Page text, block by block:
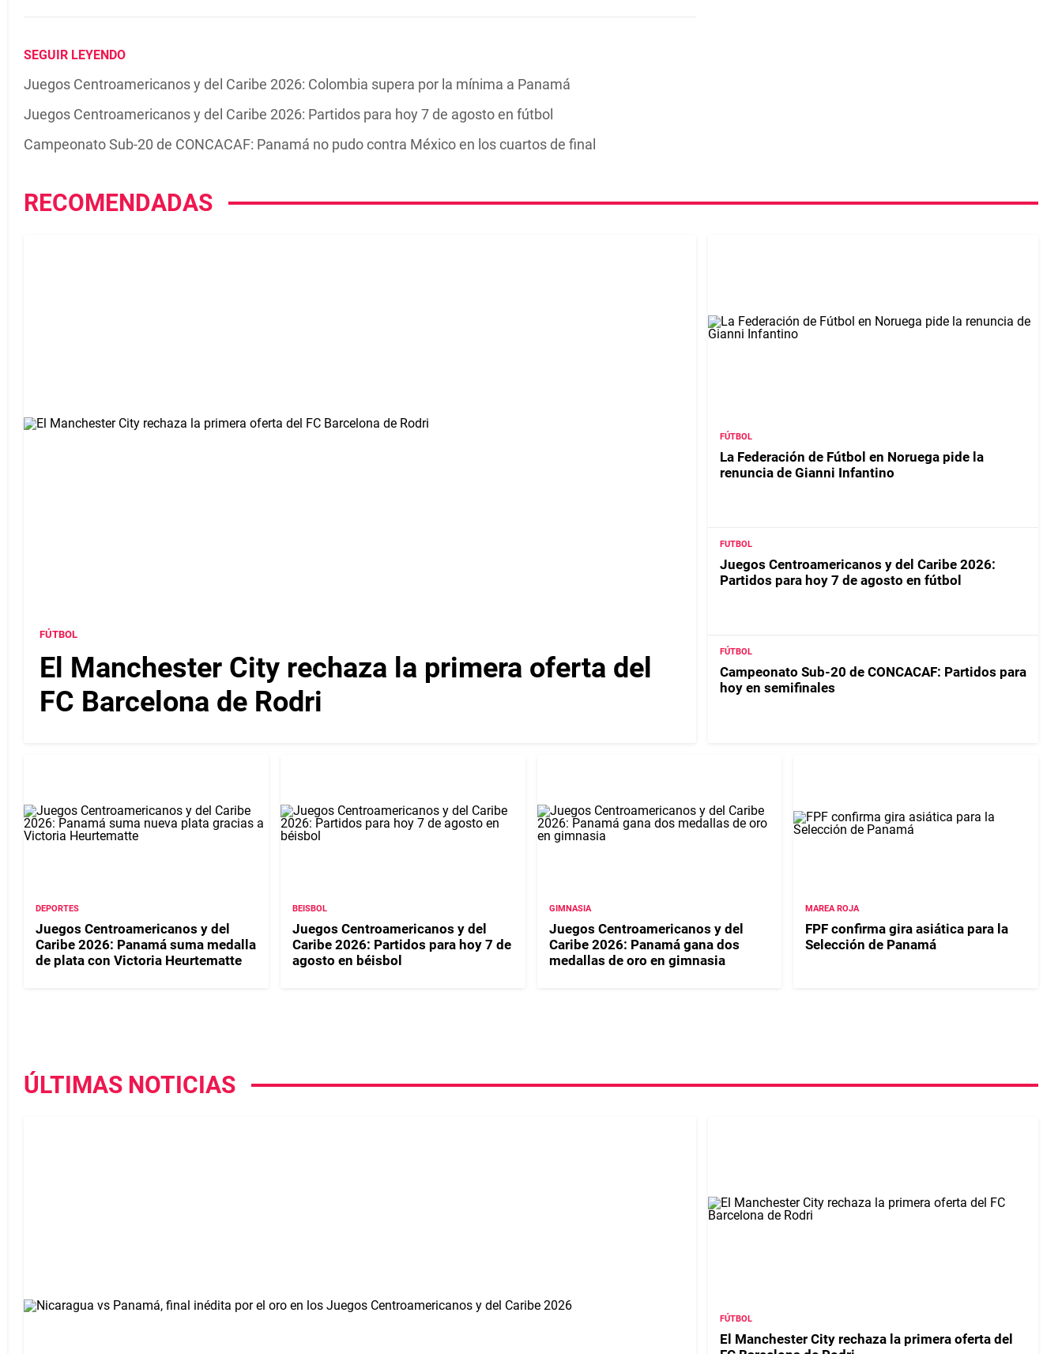
SEGUIR LEYENDO
Juegos Centroamericanos y del Caribe 2026: Colombia supera por la mínima a Panamá
Juegos Centroamericanos y del Caribe 2026: Partidos para hoy 7 de agosto en fútbol
Campeonato Sub-20 de CONCACAF: Panamá no pudo contra México en los cuartos de final
RECOMENDADAS
FÚTBOL
El Manchester City rechaza la primera oferta del
FC Barcelona de Rodri
FÚTBOL
La Federación de Fútbol en Noruega pide la
renuncia de Gianni Infantino
FUTBOL
Juegos Centroamericanos y del Caribe 2026:
Partidos para hoy 7 de agosto en fútbol
FÚTBOL
Campeonato Sub-20 de CONCACAF: Partidos para
hoy en semifinales
DEPORTES
Juegos Centroamericanos y del
Caribe 2026: Panamá suma medalla
de plata con Victoria Heurtematte
BEISBOL
Juegos Centroamericanos y del
Caribe 2026: Partidos para hoy 7 de
agosto en béisbol
GIMNASIA
Juegos Centroamericanos y del
Caribe 2026: Panamá gana dos
medallas de oro en gimnasia
MAREA ROJA
FPF confirma gira asiática para la
Selección de Panamá
ÚLTIMAS NOTICIAS
FÚTBOL
El Manchester City rechaza la primera oferta del